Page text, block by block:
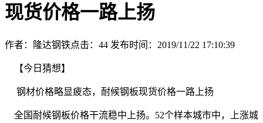
现货价格一路上扬
作者：隆达钢铁点击： 44 发布时间：2019/11/22 17:10:39
【今日猜想】
钢材价格略显疲态，耐候钢板现货价格一路上扬
全国耐候钢板价格干流稳中上扬。52个样本城市中，上涨城